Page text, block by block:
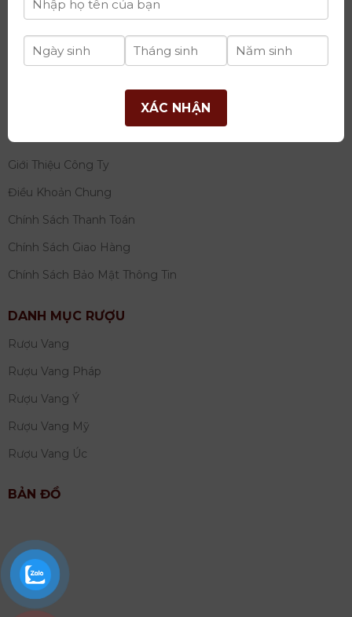
Việt Nam (BIDV)
tư quốc tế Ý-Việt
Tây Hồ, TP Hà Nội
THÔNG TIN
Giới Thiệu Công Ty
Điều Khoản Chung
Chính Sách Thanh Toán
Chính Sách Giao Hàng
Chính Sách Bảo Mật Thông Tin
DANH MỤC RƯỢU
Rượu Vang
Rượu Vang Pháp
Rượu Vang Ý
Rượu Vang Mỹ
Rượu Vang Úc
BẢN ĐỒ
XÁC NHẬN